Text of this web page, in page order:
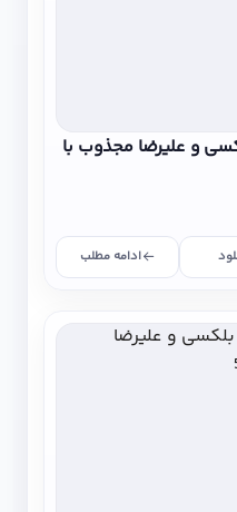
و علیرضا مجذوب با
ادامه مطلب